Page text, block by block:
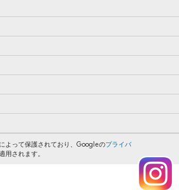
よって保護されており、Googleのプライバ
用されます。